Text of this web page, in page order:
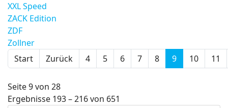
XXL Speed
ZACK Edition
ZDF
Zollner
Start
Zurück 4 5 6 7 8 9 10 11
Seite 9 von 28
Ergebnisse 193 – 216 von 651